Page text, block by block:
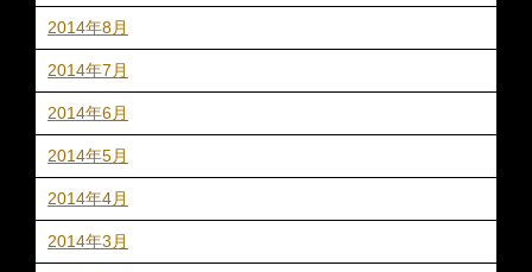
2014年8月
2014年7月
2014年6月
2014年5月
2014年4月
2014年3月